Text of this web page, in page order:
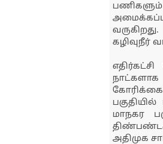
கழிவுநீர்
கோரிக்கை
மாநகர
அதிமுக